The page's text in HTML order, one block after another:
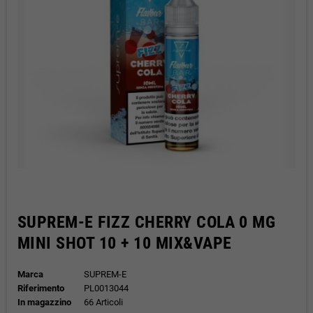
SUPREM-E FIZZ CHERRY COLA 0 MG
MINI SHOT 10 + 10 MIX&VAPE
Marca
SUPREM-E
Riferimento
PL0013044
In magazzino
66 Articoli